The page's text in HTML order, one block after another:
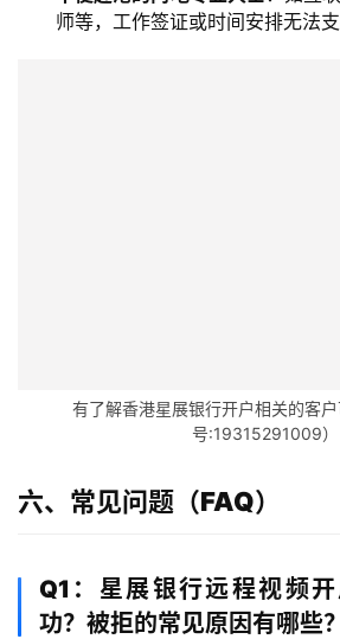
作
伙
栏
师等，工作签证或时间安排无法支
有了解香港星展银行开户相关的客
号:19315291009）
六、常见问题（FAQ）
Q1：星展银行远程视频
功？被拒的常见原因有哪些？